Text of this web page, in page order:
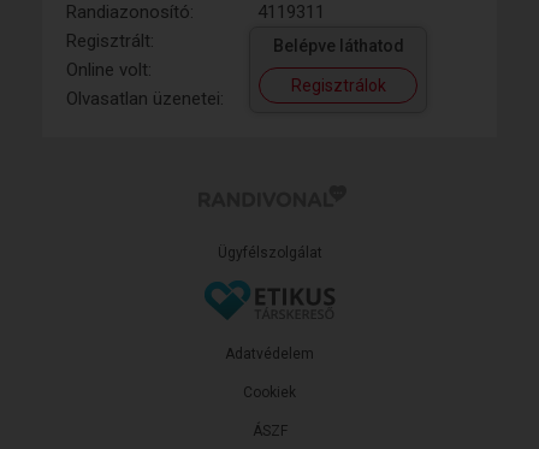
Randiazonosító:
4119311
Regisztrált:
Online volt:
Olvasatlan üzenetei:
Belépve láthatod
Regisztrálok
Ügyfélszolgálat
ÁSZF
Adatvédelem
Cookiek